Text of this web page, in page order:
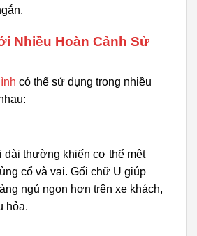
Nhiều Hoàn Cảnh Sử
có thể sử dụng trong nhiều
dài thường khiến cơ thể mệt
cổ và vai. Gối chữ U giúp
ngủ ngon hơn trên xe khách,
hỏa.